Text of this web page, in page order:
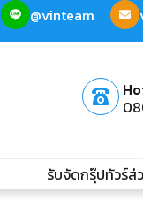
@vinteam
รับจัดกรุ๊ปทัวร์ส่